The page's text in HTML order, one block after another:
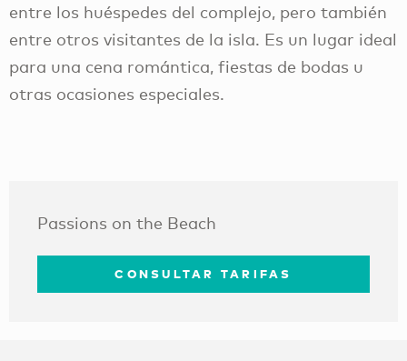
entre los huéspedes del complejo, pero también
entre otros visitantes de la isla. Es un lugar ideal
para una cena romántica, fiestas de bodas u
otras ocasiones especiales.
Passions on the Beach
CONSULTAR TARIFAS